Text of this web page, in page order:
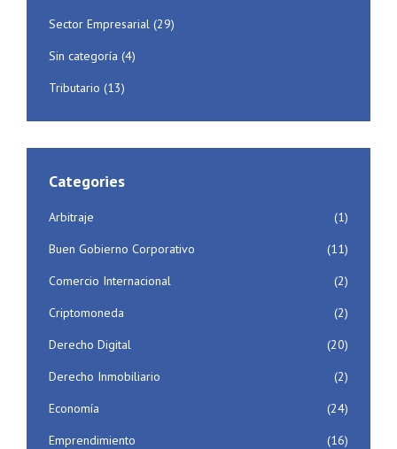
Sector Empresarial (29)
Sin categoría (4)
Tributario (13)
Categories
Arbitraje
(1)
Buen Gobierno Corporativo
(11)
Comercio Internacional
(2)
Criptomoneda
(2)
Derecho Digital
(20)
Derecho Inmobiliario
(2)
Economía
(24)
Emprendimiento
(16)